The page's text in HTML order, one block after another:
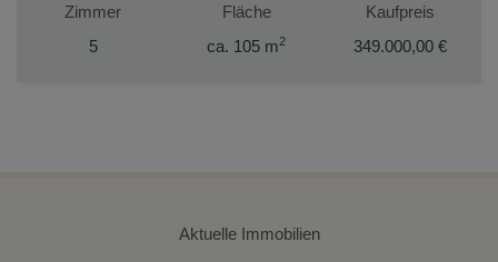
Zimmer
5
Fläche
ca. 105 m2
Kaufpreis
349.000,00 €
Aktuelle Immobilien